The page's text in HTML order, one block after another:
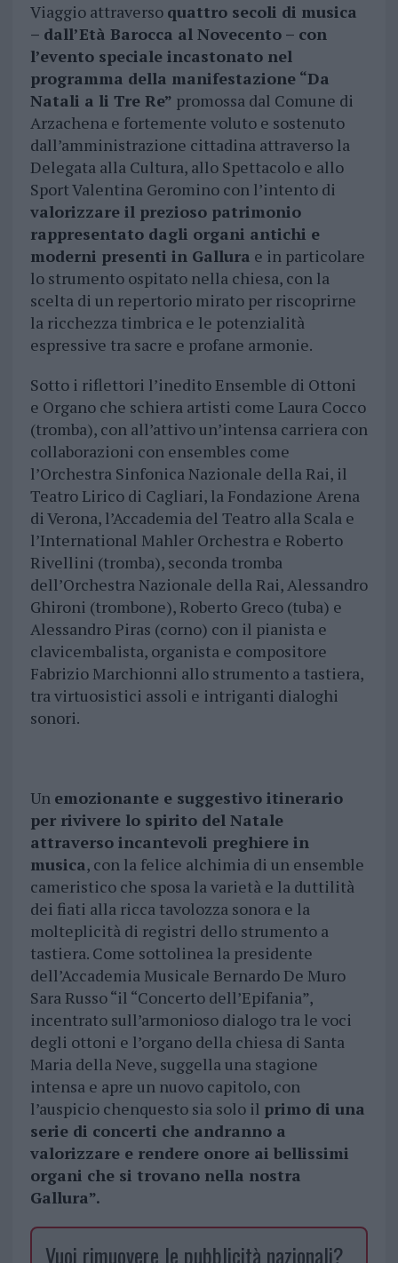
Viaggio attraverso quattro secoli di musica
– dall’Età Barocca al Novecento – con
l’evento speciale incastonato nel
programma della manifestazione “Da
Natali a li Tre Re” promossa dal Comune di
Arzachena e fortemente voluto e sostenuto
dall’amministrazione cittadina attraverso la
Delegata alla Cultura, allo Spettacolo e allo
Sport Valentina Geromino con l’intento di
valorizzare il prezioso patrimonio
rappresentato dagli organi antichi e
moderni presenti in Gallura e in particolare
lo strumento ospitato nella chiesa, con la
scelta di un repertorio mirato per riscoprirne
la ricchezza timbrica e le potenzialità
espressive tra sacre e profane armonie.
Sotto i riflettori l’inedito Ensemble di Ottoni
e Organo che schiera artisti come Laura Cocco
(tromba), con all’attivo un’intensa carriera con
collaborazioni con ensembles come
l’Orchestra Sinfonica Nazionale della Rai, il
Teatro Lirico di Cagliari, la Fondazione Arena
di Verona, l’Accademia del Teatro alla Scala e
l’International Mahler Orchestra e Roberto
Rivellini (tromba), seconda tromba
dell’Orchestra Nazionale della Rai, Alessandro
Ghironi (trombone), Roberto Greco (tuba) e
Alessandro Piras (corno) con il pianista e
clavicembalista, organista e compositore
Fabrizio Marchionni allo strumento a tastiera,
tra virtuosistici assoli e intriganti dialoghi
sonori.
Un emozionante e suggestivo itinerario
per rivivere lo spirito del Natale
attraverso incantevoli preghiere in
musica, con la felice alchimia di un ensemble
cameristico che sposa la varietà e la duttilità
dei fiati alla ricca tavolozza sonora e la
molteplicità di registri dello strumento a
tastiera. Come sottolinea la presidente
dell’Accademia Musicale Bernardo De Muro
Sara Russo “il “Concerto dell’Epifania”,
incentrato sull’armonioso dialogo tra le voci
degli ottoni e l’organo della chiesa di Santa
Maria della Neve, suggella una stagione
intensa e apre un nuovo capitolo, con
l’auspicio chenquesto sia solo il primo di una
serie di concerti che andranno a
valorizzare e rendere onore ai bellissimi
organi che si trovano nella nostra
Gallura”.
Vuoi rimuovere le pubblicità nazionali?